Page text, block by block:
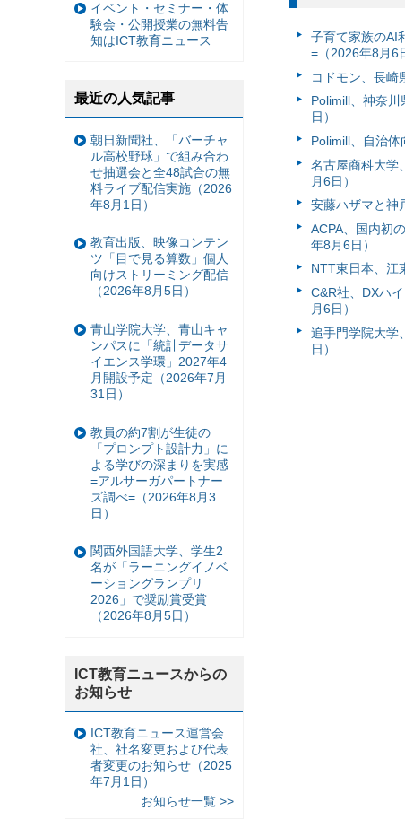
子育て家族のAI
=（2026年8月6
コドモン、長崎
Polimill、神奈
日）
Polimill、自治体
名古屋商科大学
月6日）
安藤ハザマと神
ACPA、国内初
年8月6日）
NTT東日本、江
C&R社、DXハ
月6日）
追手門学院大学
日）
イベント・セミナー・体
験会・公開授業の無料告
知はICT教育ニュース
最近の人気記事
朝日新聞社、「バーチャ
ル高校野球」で組み合わ
せ抽選会と全48試合の無
料ライブ配信実施（2026
年8月1日）
教育出版、映像コンテン
ツ「目で見る算数」個人
向けストリーミング配信
（2026年8月5日）
青山学院大学、青山キャ
ンパスに「統計データサ
イエンス学環」2027年4
月開設予定（2026年7月
31日）
教員の約7割が生徒の
「プロンプト設計力」に
よる学びの深まりを実感
=アルサーガパートナー
ズ調べ=（2026年8月3
日）
関西外国語大学、学生2
名が「ラーニングイノベ
ーショングランプリ
2026」で奨励賞受賞
（2026年8月5日）
ICT教育ニュースからの
お知らせ
ICT教育ニュース運営会
社、社名変更および代表
者変更のお知らせ（2025
年7月1日）
お知らせ一覧 >>